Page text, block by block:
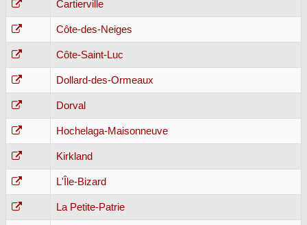
Cartierville
Côte-des-Neiges
Côte-Saint-Luc
Dollard-des-Ormeaux
Dorval
Hochelaga-Maisonneuve
Kirkland
L'Île-Bizard
La Petite-Patrie